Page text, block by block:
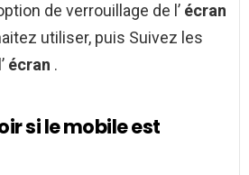
de verrouillage de l’ écran
utiliser, puis Suivez les
écran .
si le mobile est